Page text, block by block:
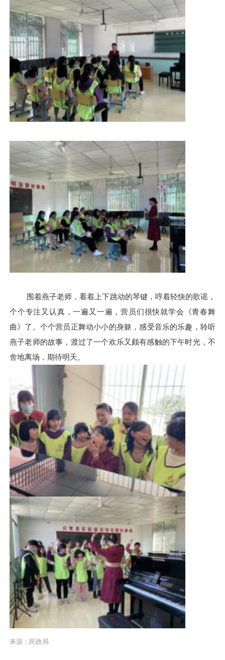
围着燕子老师，看着上下跳动的琴键，哼着轻快的歌谣，
个个专注又认真，一遍又一遍，营员们很快就学会《青春舞
曲》 了 。 个个营员正舞动小小的身躯 ，感受音乐的乐趣，聆听
燕子老师的故事，渡过了一个欢乐又颇有感触的下午时光，不
舍地离场，期待明天。
来源：民政局